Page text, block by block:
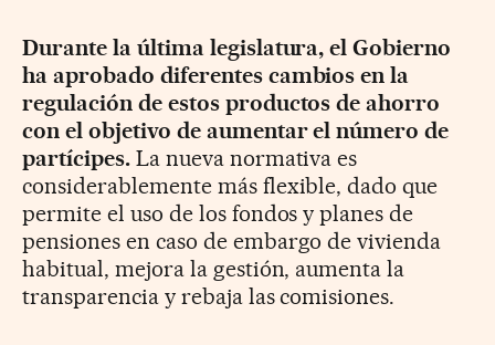
Durante la última legislatura, el Gobierno
ha aprobado diferentes cambios en la
regulación de estos productos de ahorro
con el objetivo de aumentar el número de
partícipes.La nueva normativa es
considerablemente más flexible, dado que
permite el uso de los fondos y planes de
pensiones en caso de embargo de vivienda
habitual, mejora la gestión, aumenta la
transparencia y rebaja las comisiones.